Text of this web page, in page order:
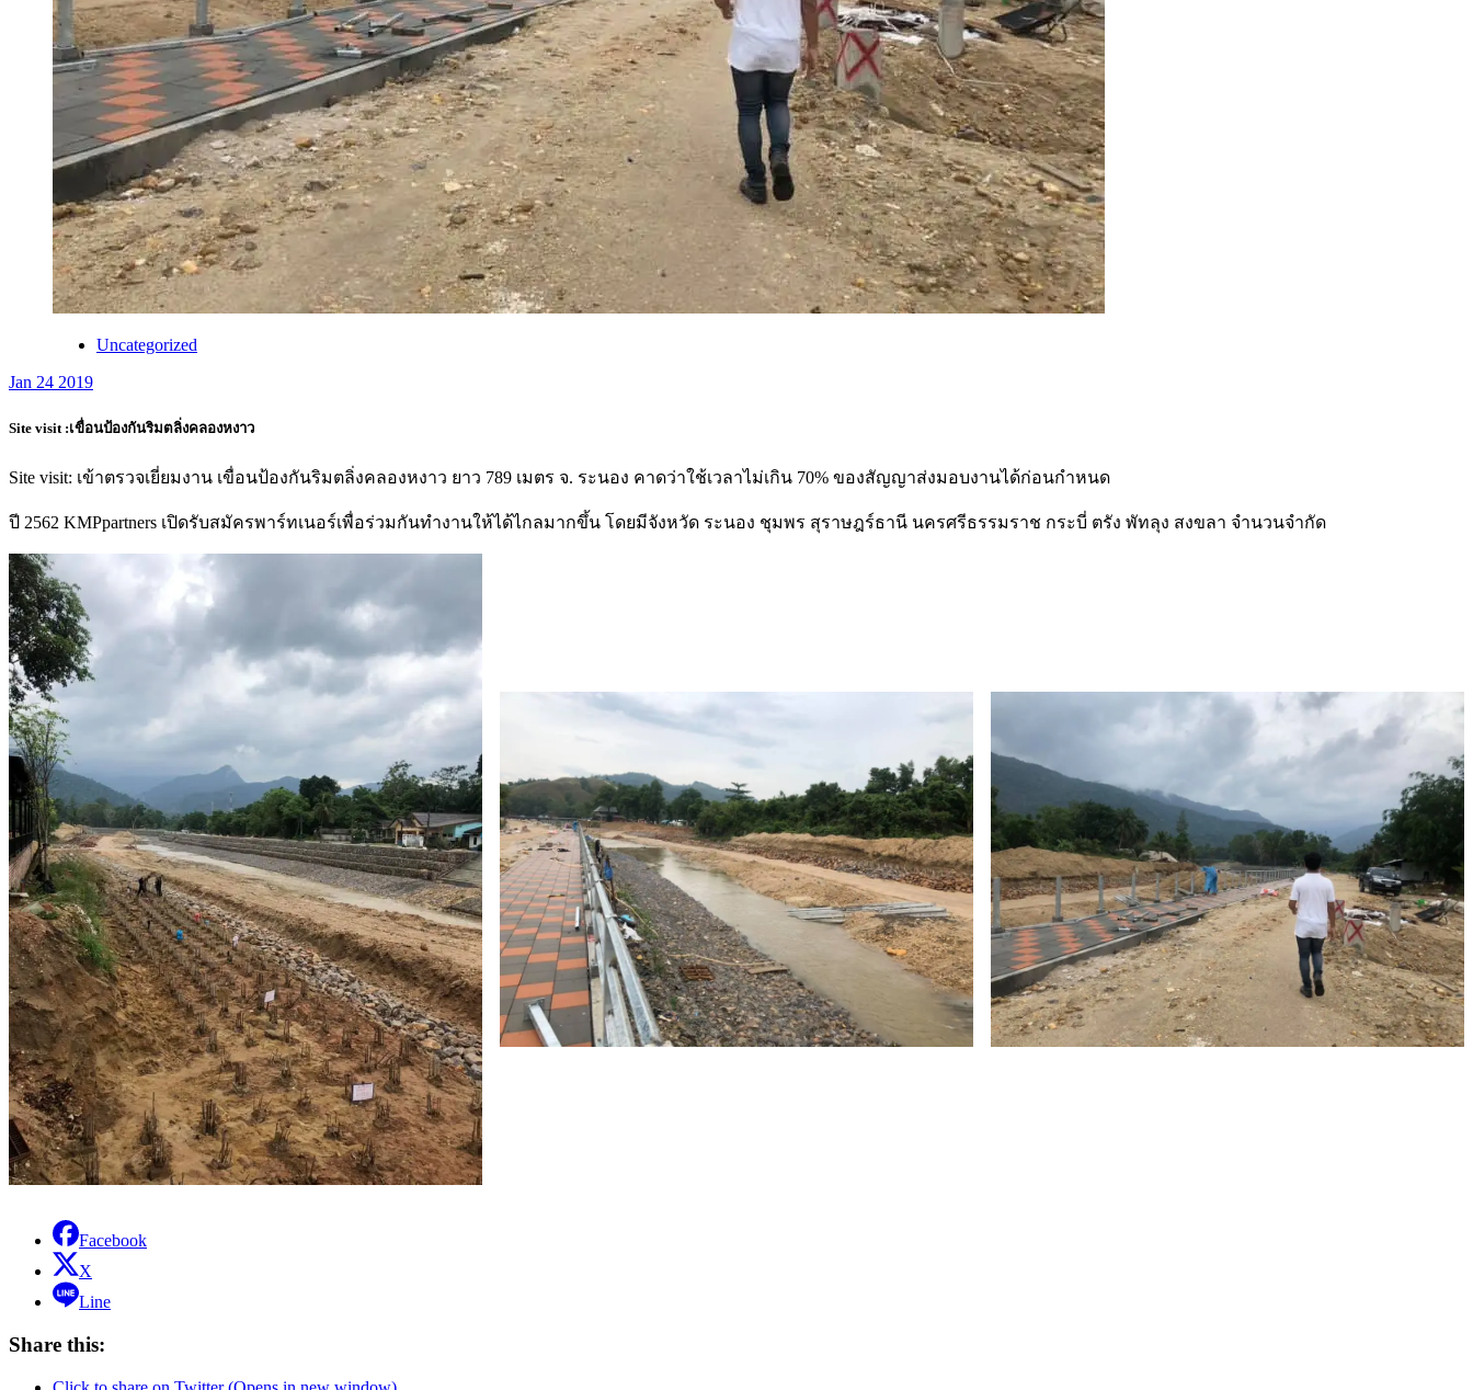
Uncategorized
Jan 24 2019
Site visit :เขื่อนป้องกันริมตลิ่งคลองหงาว
Site visit: เข้าตรวจเยี่ยมงาน เขื่อนป้องกันริมตลิ่งคลองหงาว ยาว 789 เมตร จ. ระนอง คาดว่าใช้เวลาไม่เกิน 70% ของสัญญาส่งมอบงานได้ก่อนกำหนด
ปี 2562 KMPpartners เปิดรับสมัครพาร์ทเนอร์เพื่อร่วมกันทำงานให้ได้ไกลมากขึ้น โดยมีจังหวัด ระนอง ชุมพร สุราษฎร์ธานี นครศรีธรรมราช กระบี่ ตรัง พัทลุง สงขลา จำนวนจำกัด
Facebook
X
Line
Share this: